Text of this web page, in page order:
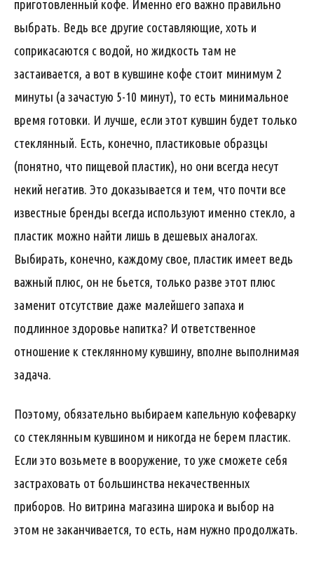
приготовленный кофе. Именно его важно правильно
выбрать. Ведь все другие составляющие, хоть и
соприкасаются с водой, но жидкость там не
застаивается, а вот в кувшине кофе стоит минимум 2
минуты (а зачастую 5-10 минут), то есть минимальное
время готовки. И лучше, если этот кувшин будет только
стеклянный. Есть, конечно, пластиковые образцы
(понятно, что пищевой пластик), но они всегда несут
некий негатив. Это доказывается и тем, что почти все
известные бренды всегда используют именно стекло, а
пластик можно найти лишь в дешевых аналогах.
Выбирать, конечно, каждому свое, пластик имеет ведь
важный плюс, он не бьется, только разве этот плюс
заменит отсутствие даже малейшего запаха и
подлинное здоровье напитка? И ответственное
отношение к стеклянному кувшину, вполне выполнимая
задача.
Поэтому, обязательно выбираем капельную кофеварку
со стеклянным кувшином и никогда не берем пластик.
Если это возьмете в вооружение, то уже сможете себя
застраховать от большинства некачественных
приборов. Но витрина магазина широка и выбор на
этом не заканчивается, то есть, нам нужно продолжать.